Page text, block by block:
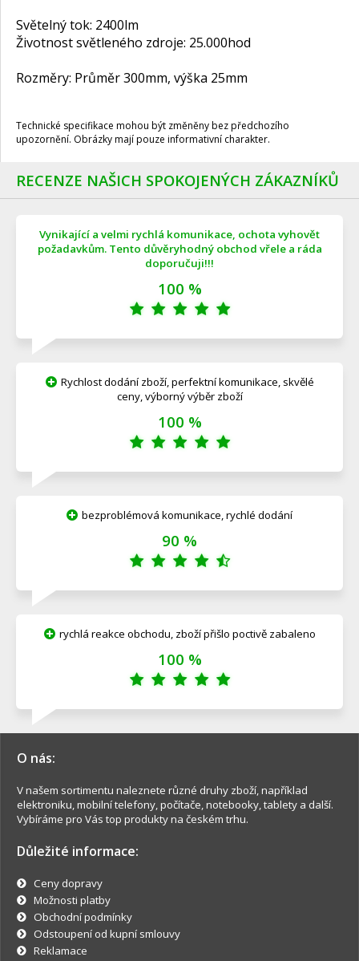
Světelný tok: 2400lm
Životnost světleného zdroje: 25.000hod
Rozměry: Průměr 300mm, výška 25mm
Technické specifikace mohou být změněny bez předchozího
upozornění. Obrázky mají pouze informativní charakter.
RECENZE NAŠICH SPOKOJENÝCH ZÁKAZNÍKŮ
Vynikající a velmi rychlá komunikace, ochota vyhovět
požadavkům. Tento důvěryhodný obchod vřele a ráda
doporučuji!!!
100 %
Rychlost dodání zboží, perfektní komunikace, skvělé
ceny, výborný výběr zboží
100 %
bezproblémová komunikace, rychlé dodání
90 %
rychlá reakce obchodu, zboží přišlo poctivě zabaleno
100 %
O nás:
V našem sortimentu naleznete různé druhy zboží, například
elektroniku, mobilní telefony, počítače, notebooky, tablety a další.
Vybíráme pro Vás top produkty na českém trhu.
Důležité informace:
Ceny dopravy
Možnosti platby
Obchodní podmínky
Odstoupení od kupní smlouvy
Reklamace